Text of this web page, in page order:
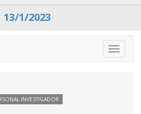
13/1/2023
Toggle
INVESTIGADOR